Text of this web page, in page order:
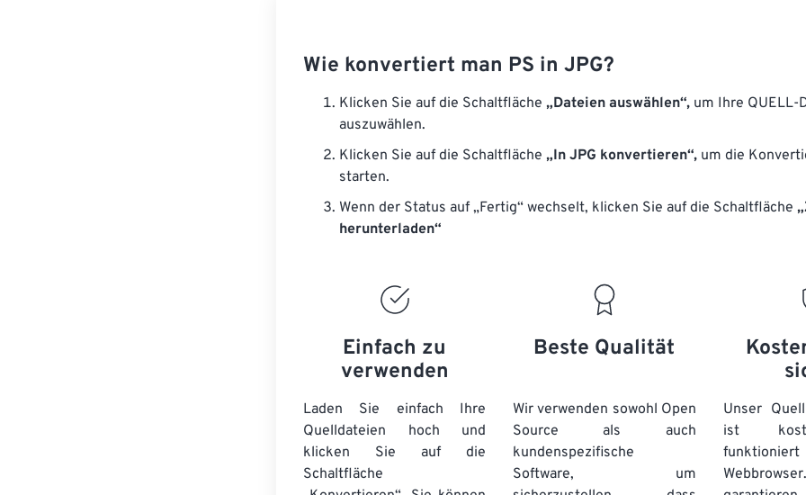
Wie konvertiert man PS in JPG?
Klicken Sie auf die Schaltfläche „Dateien auswählen“, um Ihre QUELL-
auszuwählen.
Klicken Sie auf die Schaltfläche „In JPG konvertieren“, um die
starten.
Wenn der Status auf „Fertig“ wechselt, klicken Sie auf die Schaltfläche
herunterladen“
Einfach zu
verwenden
Laden Sie einfach Ihre
Quelldateien hoch und
klicken Sie auf die
Schaltfläche
Beste Qualität
Wir verwenden sowohl Open
Source als auch
kundenspezifische
Software, um
Unser
ist